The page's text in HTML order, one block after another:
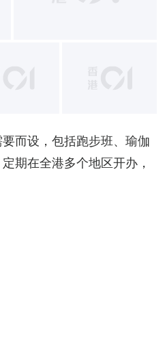
+2
而设，包括跑步班、瑜伽
期在全港多个地区开办，